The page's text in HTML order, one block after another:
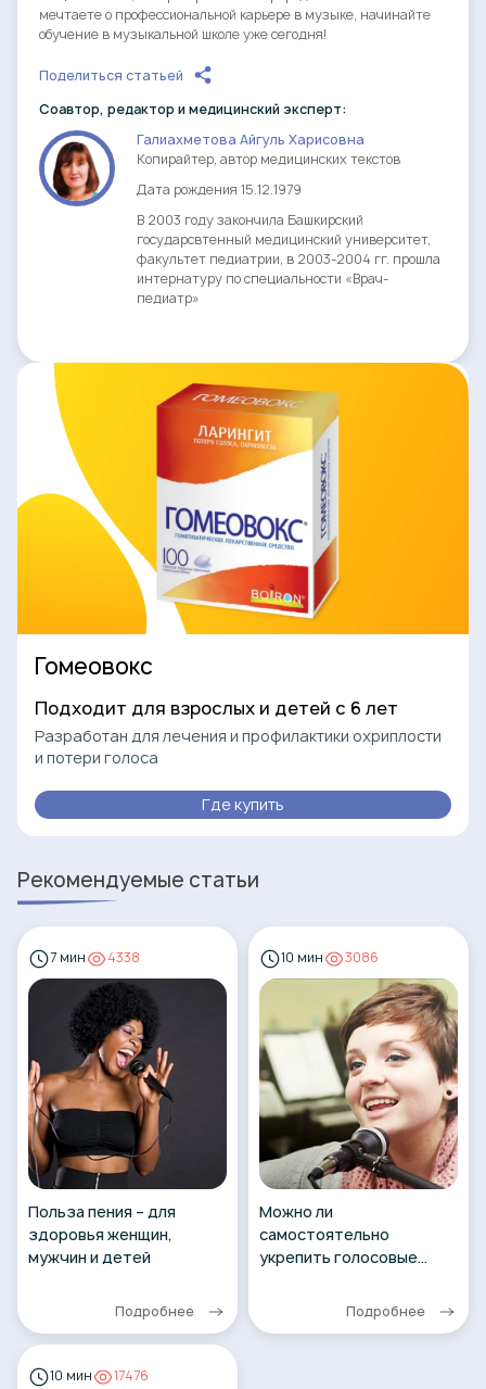
мечтаете о профессиональной карьере в музыке, начинайте
обучение в музыкальной школе уже сегодня!
Поделиться статьей
Cоавтор, редактор и медицинский эксперт:
Галиахметова Айгуль Харисовна
Копирайтер, автор медицинских текстов
Дата рождения 15.12.1979
В 2003 году закончила Башкирский
государсвтенный медицинский университет,
факультет педиатрии, в 2003-2004 гг. прошла
интернатуру по специальности «Врач-
педиатр»
Гомеовокс
Подходит для взрослых и детей с 6 лет
Разработан для лечения и профилактики охриплости
и потери голоса
Где купить
Рекомендуемые статьи
7 мин 4338
Польза пения – для
здоровья женщин,
мужчин и детей
Подробнее
10 мин 3086
Можно ли
самостоятельно
укрепить голосовые
Подробнее
10 мин 17476